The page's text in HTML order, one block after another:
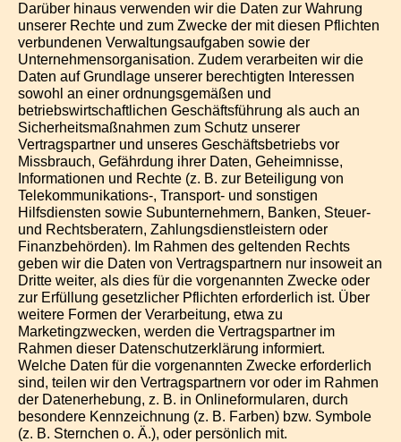
Darüber hinaus verwenden wir die Daten zur Wahrung
unserer Rechte und zum Zwecke der mit diesen Pflichten
verbundenen Verwaltungsaufgaben sowie der
Unternehmensorganisation. Zudem verarbeiten wir die
Daten auf Grundlage unserer berechtigten Interessen
sowohl an einer ordnungsgemäßen und
betriebswirtschaftlichen Geschäftsführung als auch an
Sicherheitsmaßnahmen zum Schutz unserer
Vertragspartner und unseres Geschäftsbetriebs vor
Missbrauch, Gefährdung ihrer Daten, Geheimnisse,
Informationen und Rechte (z. B. zur Beteiligung von
Telekommunikations-, Transport- und sonstigen
Hilfsdiensten sowie Subunternehmern, Banken, Steuer-
und Rechtsberatern, Zahlungsdienstleistern oder
Finanzbehörden). Im Rahmen des geltenden Rechts
geben wir die Daten von Vertragspartnern nur insoweit an
Dritte weiter, als dies für die vorgenannten Zwecke oder
zur Erfüllung gesetzlicher Pflichten erforderlich ist. Über
weitere Formen der Verarbeitung, etwa zu
Marketingzwecken, werden die Vertragspartner im
Rahmen dieser Datenschutzerklärung informiert.
Welche Daten für die vorgenannten Zwecke erforderlich
sind, teilen wir den Vertragspartnern vor oder im Rahmen
der Datenerhebung, z. B. in Onlineformularen, durch
besondere Kennzeichnung (z. B. Farben) bzw. Symbole
(z. B. Sternchen o. Ä.), oder persönlich mit.